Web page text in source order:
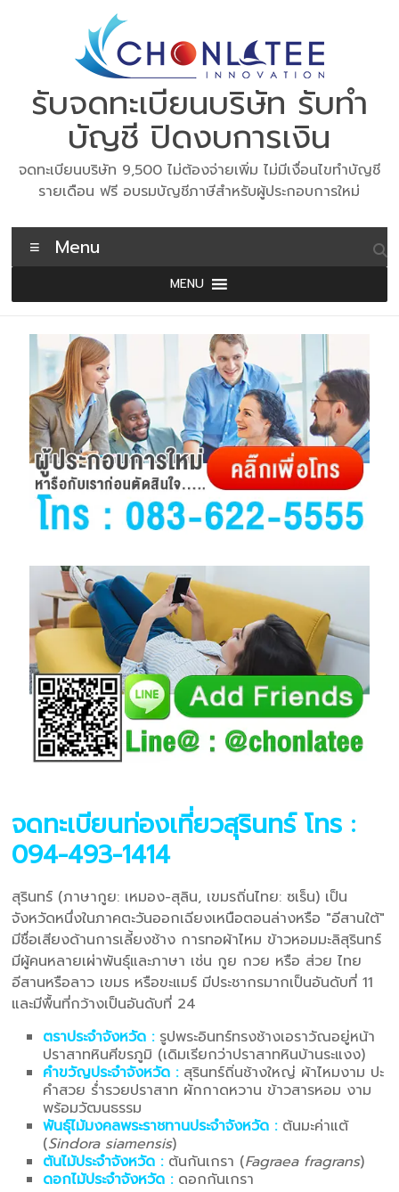
รับจดทะเบียนบริษัท รับทำ
บัญชี ปิดงบการเงิน
จดทะเบียนบริษัท 9,500 ไม่ต้องจ่ายเพิ่ม ไม่มีเงื่อนไขทำบัญชี
รายเดือน ฟรี อบรมบัญชีภาษีสำหรับผู้ประกอบการใหม่
Menu
MENU
จดทะเบียนท่องเที่ยวสุรินทร์โทร :
094-493-1414
สุรินทร์ (ภาษากูย: เหมอง-สุลิน, เขมรถิ่นไทย: ซเร็น) เป็น
จังหวัดหนึ่งในภาคตะวันออกเฉียงเหนือตอนล่างหรือ "อีสานใต้"
มีชื่อเสียงด้านการเลี้ยงช้าง การทอผ้าไหม ข้าวหอมมะลิสุรินทร์
มีผู้คนหลายเผ่าพันธุ์และภาษา เช่น กูย กวย หรือ ส่วย ไทย
อีสานหรือลาว เขมร หรือขะแมร์ มีประชากรมากเป็นอันดับที่ 11
และมีพื้นที่กว้างเป็นอันดับที่ 24
ตราประจำจังหวัด :รูปพระอินทร์ทรงช้างเอราวัณอยู่หน้า
ปราสาทหินศีขรภูมิ (เดิมเรียกว่าปราสาทหินบ้านระแงง)
คำขวัญประจำจังหวัด :สุรินทร์ถิ่นช้างใหญ่ ผ้าไหมงาม ปะ
คำสวย ร่ำรวยปราสาท ผักกาดหวาน ข้าวสารหอม งาม
พร้อมวัฒนธรรม
พันธุ์ไม้มงคลพระราชทานประจำจังหวัด :ต้นมะค่าแต้
(Sindora siamensis)
ต้นไม้ประจำจังหวัด :ต้นกันเกรา (Fagraea fragrans)
ดอกไม้ประจำจังหวัด :ดอกกันเกรา